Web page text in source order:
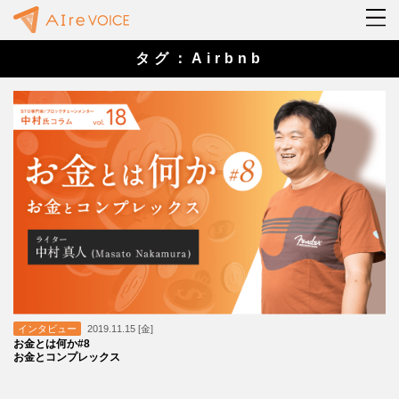
タグ：Airbnb
インタビュー 2019.11.15 [金]
お金とは何か#8
お金とコンプレックス